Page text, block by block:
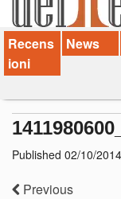
dT in English
Recens
ioni
News
Published 02/10/2014
Previous